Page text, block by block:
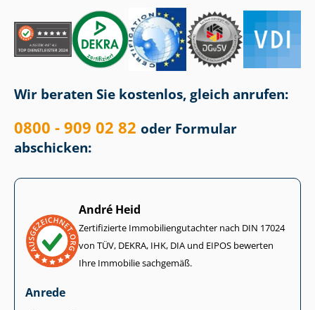
Wir beraten Sie kostenlos, gleich anrufen:
0800 - 909 02 82 oder Formular
abschicken:
André Heid
Zertifizierte Im­mo­bi­li­en­gut­ach­ter nach DIN 17024
von TÜV, DEKRA, IHK, DIA und EIPOS bewerten
Ihre Immobilie sachgemäß.
Anrede